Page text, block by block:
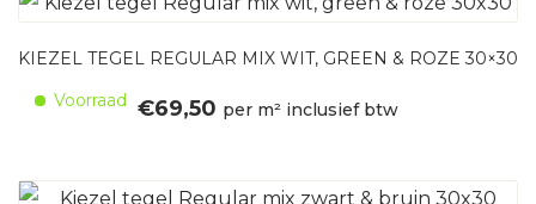
KIEZEL TEGEL REGULAR MIX WIT, GREEN & ROZE 30×30
Voorraad €69,50 per m² inclusief btw